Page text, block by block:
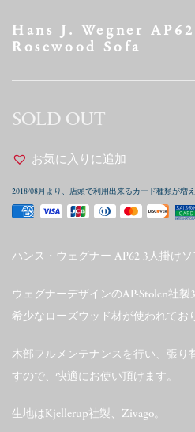
Hans J. Wegner
Rosewood Sofa
SOLD OUT
お気に入りに追加
2018/08月より、店頭で利用出来るカード種類が増え
ハンス・ウェグナー AP62 3人掛けソ
ウェグナーデザインのAP-Stolen社
希少なローズウッド材が使われてお
木部フルメンテナンスを行い、張り
すので、快適にお使い頂けます。
生地はKjellerup社製、Zivago。